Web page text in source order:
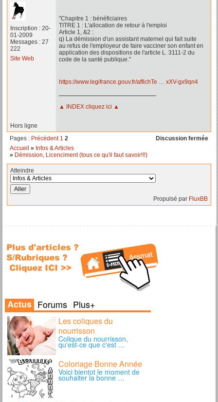
Inscription : 20-
01-2009
Messages : 27
222
Site Web
"Chapitre 1 : bénéficiaires
TITRE 1 : L'allocation de retour à l'emploi
Article 1, &2 :
q) La démission d'un assistant maternel qui fait suite
au refus de l'employeur de faire vacciner son enfant en
application des dispositions de l'article L. 3111-2 du
code de la santé publique."
https://www.legifrance.gouv.fr/affichTe … xXV-gx9qn4
▲ INDEX cliquez ici ▲
Hors ligne
Pages : Précédent 1 2
Discussion fermée
Accueil » Infos & Articles
» Démission, Licenciment (tous ce qu'il faut savoir!!!)
Atteindre
Propulsé par FluxBB